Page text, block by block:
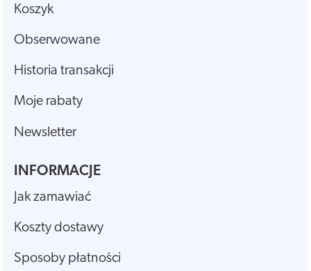
Koszyk
Obserwowane
Historia transakcji
Moje rabaty
Newsletter
INFORMACJE
Jak zamawiać
Koszty dostawy
Sposoby płatności